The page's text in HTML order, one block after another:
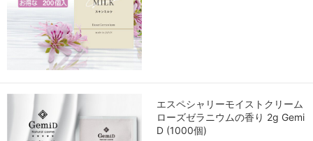
エスペシャリーモイストクリーム
ローズゼラニウムの香り 2g Gemi
D (1000個)